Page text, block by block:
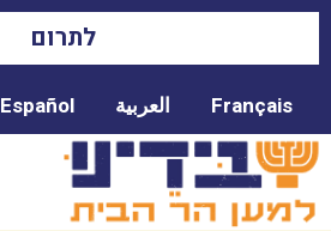
לתרום
Français العربية Español